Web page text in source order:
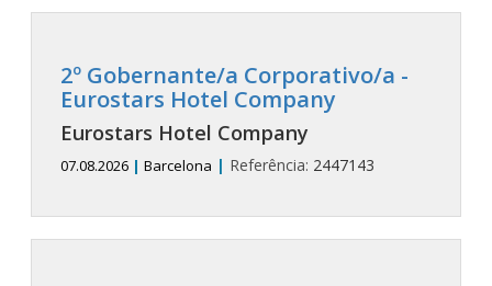
2º Gobernante/a Corporativo/a -
Eurostars Hotel Company
Eurostars Hotel Company
07.08.2026 | Barcelona | Referência: 2447143